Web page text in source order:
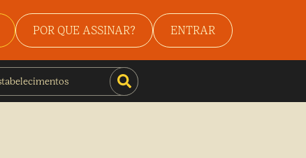
POR QUE ASSINAR? ENTRAR